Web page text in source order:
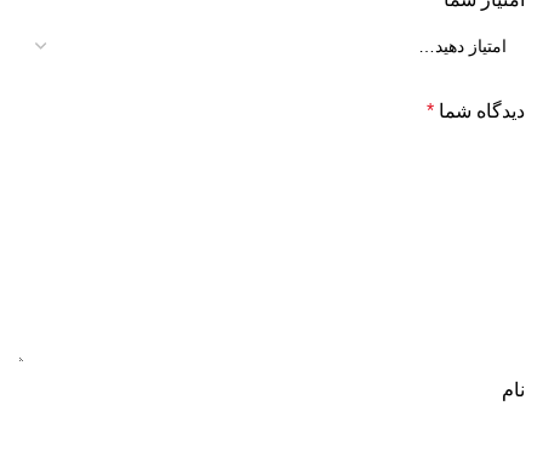
دیدگاه شما *
نام